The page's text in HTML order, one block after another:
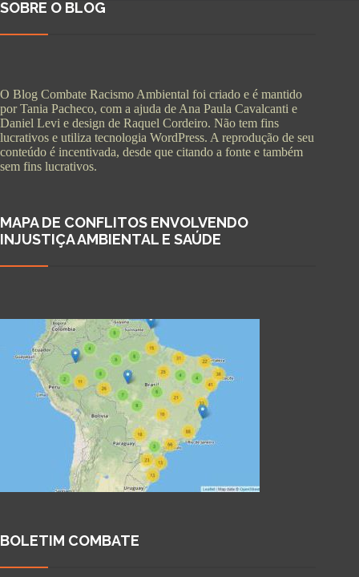
SOBRE O BLOG
O Blog Combate Racismo Ambiental foi criado e é mantido
por Tania Pacheco, com a ajuda de Ana Paula Cavalcanti e
Daniel Levi e design de Raquel Cordeiro. Não tem fins
lucrativos e utiliza tecnologia WordPress. A reprodução de seu
conteúdo é incentivada, desde que citando a fonte e também
sem fins lucrativos.
MAPA DE CONFLITOS ENVOLVENDO
INJUSTIÇA AMBIENTAL E SAÚDE
BOLETIM COMBATE